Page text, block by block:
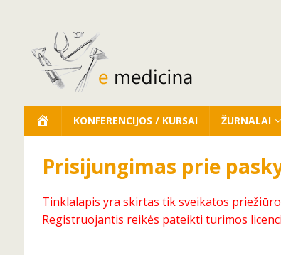
KONFERENCIJOS / KURSAI ŽURNALAI
Prisijungimas prie
Tinklalapis yra skirtas tik sveikatos
Registruojantis reikės pateikti turimos